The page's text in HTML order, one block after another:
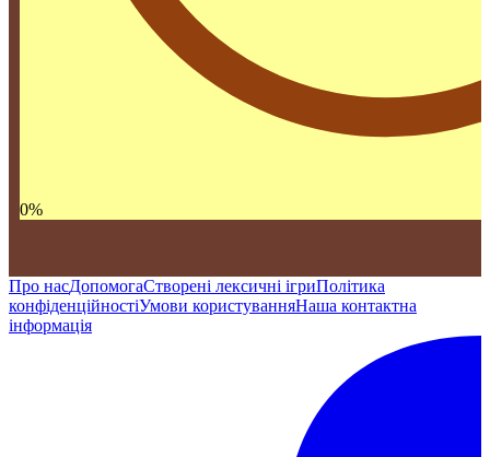
0%
Про насДопомогаСтворені лексичні ігриПолітика
конфіденційностіУмови користуванняНаша контактна
інформація